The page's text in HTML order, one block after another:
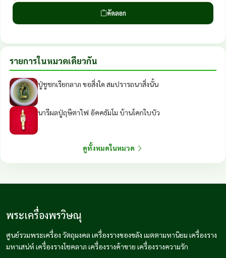
คัดลอก
รายการในหมวดเดียวกัน
ปู่ชูชกเรียกลาภ ขอสิ่งใด สมปรารถนาสิ่งนั้น
นารีผลปู่ฤษีตาไฟ อัคคธัมโม บ้านโคกใบบัว
ดูทั้งหมดในหมวด
พระเครื่องพรวิษณุ
ศูนย์รวมพระเครื่อง วัตถุมงคล เครื่องรางของขลัง เมตตามหานิยม เครื่องราง
มหาเสน่ห์ เครื่องรางโชคลาภ เครื่องรางค้าขาย เครื่องรางความรัก